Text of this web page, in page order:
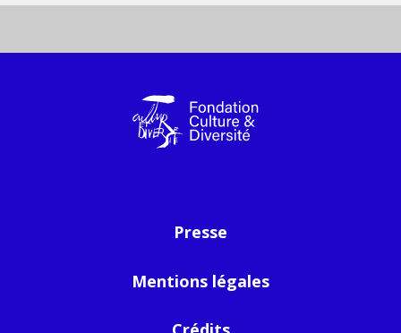
Presse
Mentions légales